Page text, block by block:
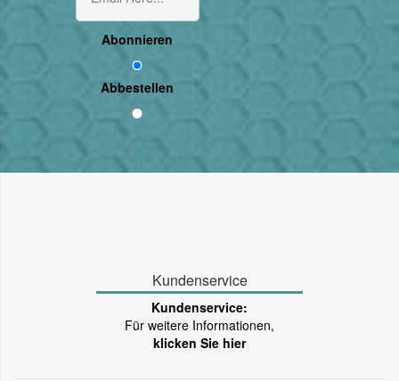
Abonnieren
Abbestellen
Kundenservice
Kundenservice:
Für weitere Informationen,
klicken Sie hier